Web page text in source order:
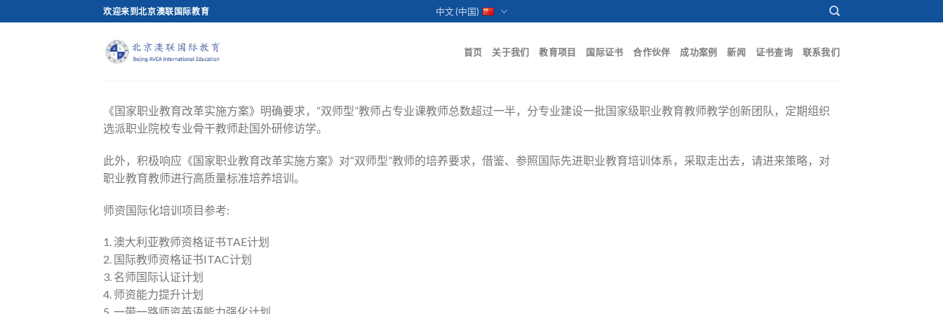
to
欢迎来到北京澳联国际教育 中文 (中国)
首页 关于我们 教育项目 国际证书 合作伙伴 成功案例 新闻 证书查询 联系我们
《国家职业教育改革实施方案》明确要求，“双师型”教师占专业课教师总数超过一半，分专业建设一批国家级职业教育教师教学创新团队，定期组织
选派职业院校专业骨干教师赴国外研修访学。
此外，积极响应《国家职业教育改革实施方案》对“双师型”教师的培养要求，借鉴、参照国际先进职业教育培训体系，采取走出去，请进来策略，对
职业教育教师进行高质量标准培养培训。
师资国际化培训项目参考:
1. 澳大利亚教师资格证书TAE计划
2. 国际教师资格证书ITAC计划
3. 名师国际认证计划
4. 师资能力提升计划